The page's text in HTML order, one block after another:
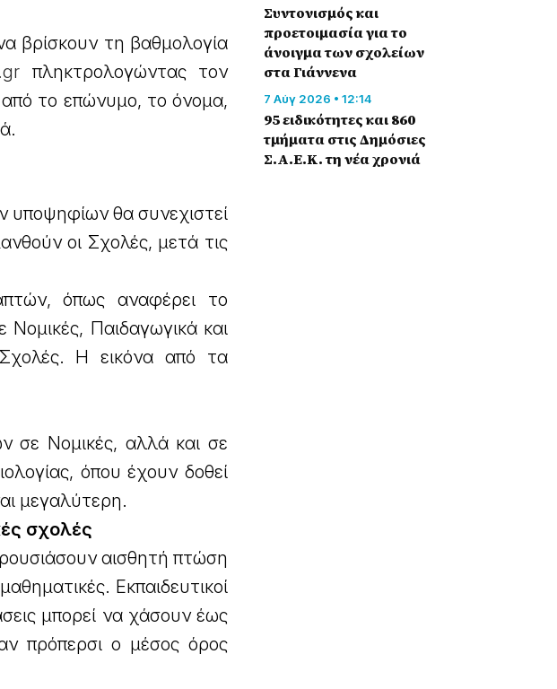
βρίσκουν τη βαθμολογία
πληκτρολογώντας τον
το επώνυμο, το όνομα,
θα συνεχιστεί
οι Σχολές, μετά τις
όπως αναφέρει το
Παιδαγωγικά και
Σχολές. Η εικόνα από τα
σε Νομικές, αλλά και σε
όπου έχουν δοθεί
μεγαλύτερη.
σχολές
αισθητή πτώση
Εκπαιδευτικοί
μπορεί να χάσουν έως
πρόπερσι ο μέσος όρος
Συντονισμός και
προετοιμασία για το
άνοιγμα των σχολείων
στα Γιάννενα
7 Αύγ 2026 • 12:14
95 ειδικότητες και 860
τμήματα στις Δημόσιες
Σ.Α.Ε.Κ. τη νέα χρονιά